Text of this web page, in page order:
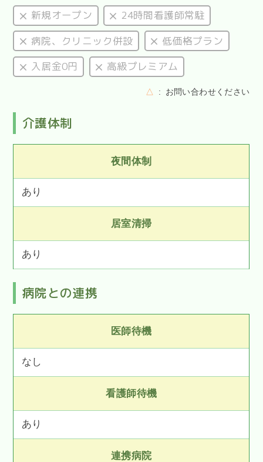
新規オープン
24時間看護師常駐
病院、クリニック併設
低価格プラン
入居金0円
高級プレミアム
△ お問い合わせください
介護体制
夜間体制
あり
居室清掃
あり
病院との連携
医師待機
なし
看護師待機
あり
連携病院